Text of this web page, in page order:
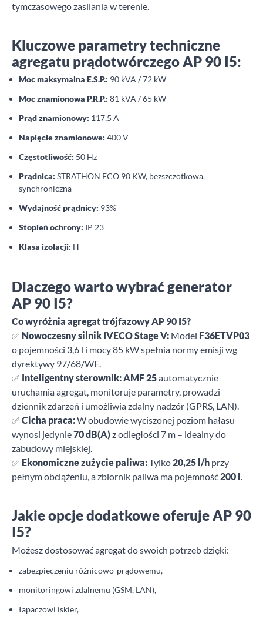
tymczasowego zasilania w terenie.
Kluczowe parametry techniczne
agregatu prądotwórczego AP 90 I5:
Moc maksymalna E.S.P.: 90 kVA / 72 kW
Moc znamionowa P.R.P.: 81 kVA / 65 kW
Prąd znamionowy: 117,5 A
Napięcie znamionowe: 400 V
Częstotliwość: 50 Hz
Prądnica: STRATHON ECO 90 KW, bezszczotkowa,
synchroniczna
Wydajność prądnicy: 93%
Stopień ochrony: IP 23
Klasa izolacji: H
Dlaczego warto wybrać generator
AP 90 I5?
Co wyróżnia agregat trójfazowy AP 90 I5?
✅ Nowoczesny silnik IVECO Stage V: Model F36ETVP03
o pojemności 3,6 l i mocy 85 kW spełnia normy emisji wg
dyrektywy 97/68/WE.
✅ Inteligentny sterownik:AMF 25automatycznie
uruchamia agregat, monitoruje parametry, prowadzi
dziennik zdarzeń i umożliwia zdalny nadzór (GPRS, LAN).
✅ Cicha praca:W obudowie wyciszonej poziom hałasu
wynosi jedynie70 dB(A)z odległości 7 m – idealny do
zabudowy miejskiej.
✅ Ekonomiczne zużycie paliwa:Tylko20,25 l/h przy
pełnym obciążeniu, a zbiornik paliwa ma pojemność200 l.
Jakie opcje dodatkowe oferuje AP 90
I5?
Możesz dostosować agregat do swoich potrzeb dzięki:
zabezpieczeniu różnicowo-prądowemu,
monitoringowi zdalnemu (GSM, LAN),
łapaczowi iskier,